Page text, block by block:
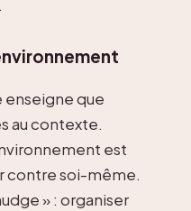
enseigne que
au contexte.
est
contre soi-même.
» : organiser